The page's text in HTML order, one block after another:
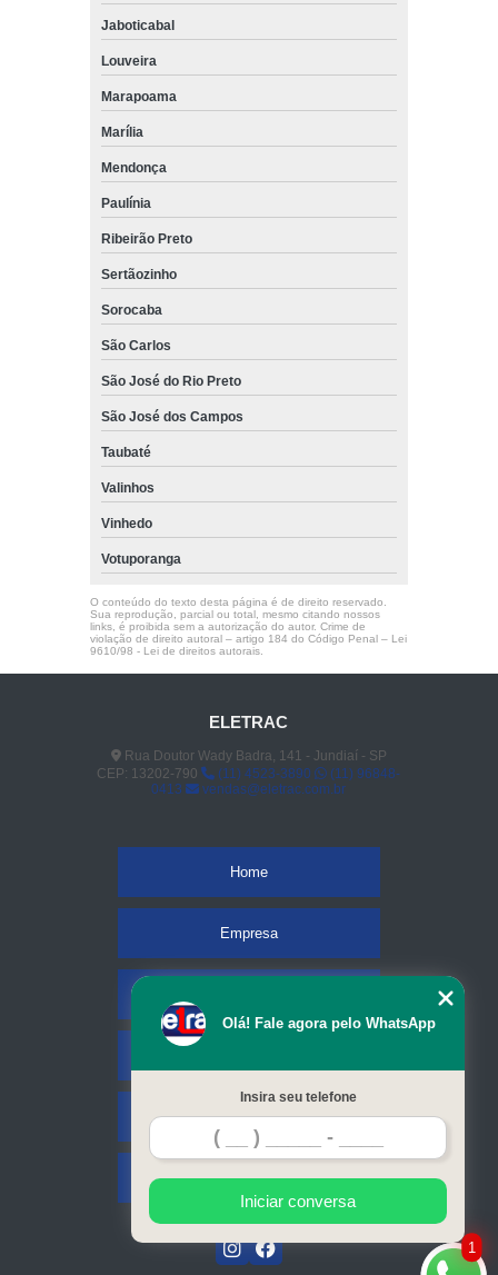
Jaboticabal
Louveira
Marapoama
Marília
Mendonça
Paulínia
Ribeirão Preto
Sertãozinho
Sorocaba
São Carlos
São José do Rio Preto
São José dos Campos
Taubaté
Valinhos
Vinhedo
Votuporanga
O conteúdo do texto desta página é de direito reservado.
Sua reprodução, parcial ou total, mesmo citando nossos
links, é proibida sem a autorização do autor. Crime de
violação de direito autoral – artigo 184 do Código Penal – Lei
9610/98 - Lei de direitos autorais.
ELETRAC
Rua Doutor Wady Badra, 141 - Jundiaí - SP
CEP: 13202-790
(11) 4523-3890
(11) 96848-
0413
vendas@eletrac.com.br
Home
Empresa
Contato
Mapa do site
1
Olá! Fale agora pelo WhatsApp
Insira seu telefone
Iniciar conversa